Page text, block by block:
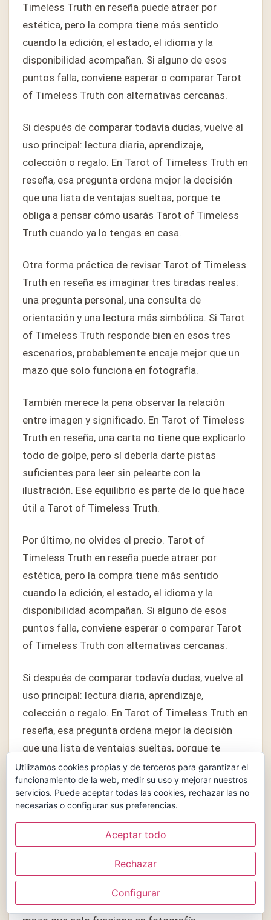
Timeless Truth en reseña puede atraer por
estética, pero la compra tiene más sentido
cuando la edición, el estado, el idioma y la
disponibilidad acompañan. Si alguno de esos
puntos falla, conviene esperar o comparar Tarot
of Timeless Truth con alternativas cercanas.
Si después de comparar todavía dudas, vuelve al
uso principal: lectura diaria, aprendizaje,
colección o regalo. En Tarot of Timeless Truth en
reseña, esa pregunta ordena mejor la decisión
que una lista de ventajas sueltas, porque te
obliga a pensar cómo usarás Tarot of Timeless
Truth cuando ya lo tengas en casa.
Otra forma práctica de revisar Tarot of Timeless
Truth en reseña es imaginar tres tiradas reales:
una pregunta personal, una consulta de
orientación y una lectura más simbólica. Si Tarot
of Timeless Truth responde bien en esos tres
escenarios, probablemente encaje mejor que un
mazo que solo funciona en fotografía.
También merece la pena observar la relación
entre imagen y significado. En Tarot of Timeless
Truth en reseña, una carta no tiene que explicarlo
todo de golpe, pero sí debería darte pistas
suficientes para leer sin pelearte con la
ilustración. Ese equilibrio es parte de lo que hace
útil a Tarot of Timeless Truth.
Por último, no olvides el precio. Tarot of
Timeless Truth en reseña puede atraer por
estética, pero la compra tiene más sentido
cuando la edición, el estado, el idioma y la
disponibilidad acompañan. Si alguno de esos
puntos falla, conviene esperar o comparar Tarot
of Timeless Truth con alternativas cercanas.
Si después de comparar todavía dudas, vuelve al
uso principal: lectura diaria, aprendizaje,
colección o regalo. En Tarot of Timeless Truth en
reseña, esa pregunta ordena mejor la decisión
que una lista de ventajas sueltas, porque te
obliga a pensar cómo usarás Tarot of Timeless
Truth cuando ya lo tengas en casa.
Truth en reseña es imaginar tres tiradas reales:
una pregunta personal, una consulta de
orientación y una lectura más simbólica. Si Tarot
of Timeless Truth responde bien en esos tres
escenarios, probablemente encaje mejor que un
Utilizamos cookies propias y de terceros para garantizar el
funcionamiento de la web, medir su uso y mejorar nuestros
servicios. Puede aceptar todas las cookies, rechazar las no
necesarias o configurar sus preferencias.
Aceptar todo
Rechazar
Configurar